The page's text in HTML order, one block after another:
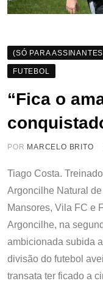
(SÓ PARA
FUTEBOL
“Fica o
POR MARCELO BRITO
Tiago Costa.
Argoncilhe Natural
Mansores, Vila FC e
Argoncilhe, na
ambicionada subida
divisão do futebol
transata ter ficado a